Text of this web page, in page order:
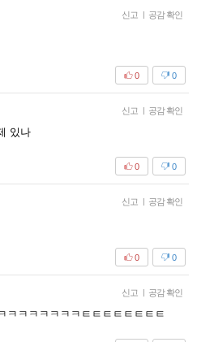
신고 공감 확인
0
0
신고 공감 확인
있나
0
0
신고 공감 확인
0
0
신고 공감 확인
ㅋㅋㅋㅋㅋㅋㅋㅌㅌㅌㅌㅌㅌㅌㅌ